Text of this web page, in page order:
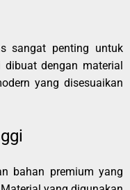
sangat penting untuk
dengan material
yang disesuaikan
bahan premium yang